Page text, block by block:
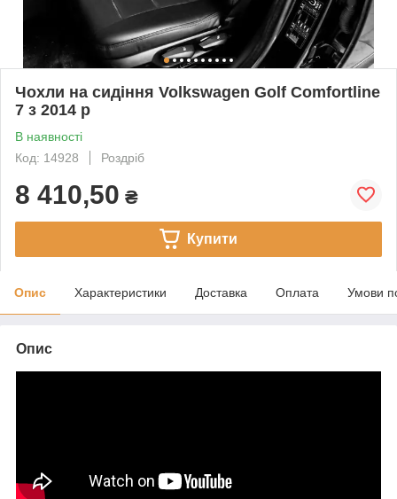
Чохли на сидіння Volkswagen Golf Comfortline
7 з 2014 р
В наявності
Код: 14928
Роздріб
8 410,50 ₴
Купити
Опис Характеристики Доставка Оплата Умови
Опис